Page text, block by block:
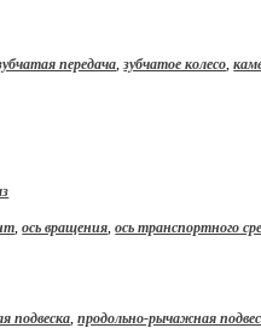
передача,зубчатое колесо,
,ось вращения,ось транспортного
подвеска,продольно-рычажная